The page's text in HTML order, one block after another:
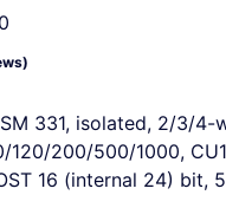
331, isolated, 2/3/4-
120/200/500/1000,
16 (internal 24) bit,